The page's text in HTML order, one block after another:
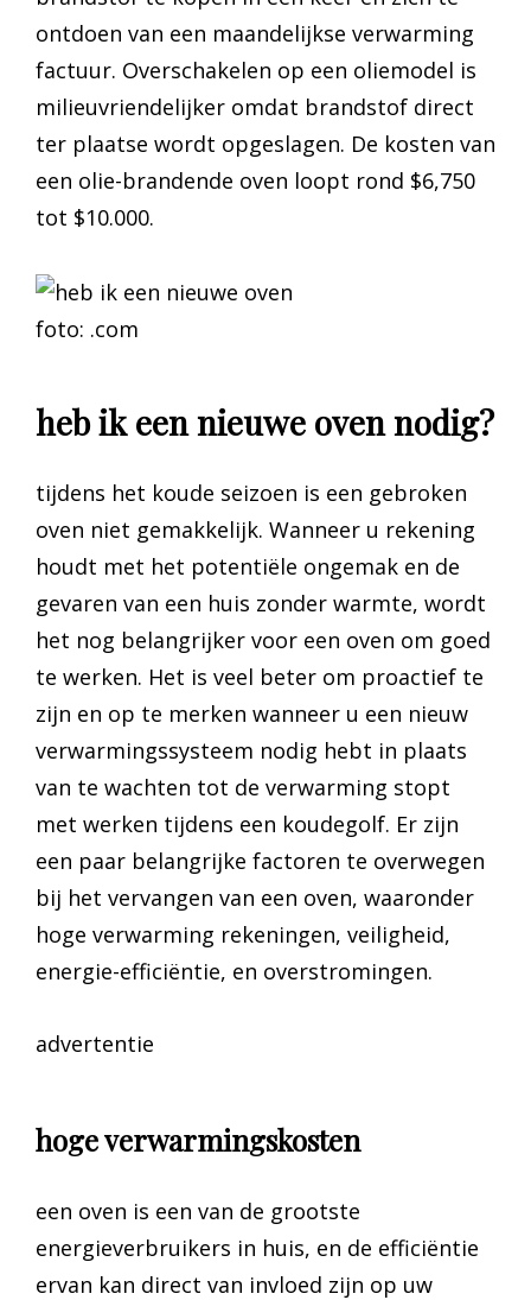
ontdoen van een maandelijkse verwarming
factuur. Overschakelen op een oliemodel is
milieuvriendelijker omdat brandstof direct
ter plaatse wordt opgeslagen. De kosten van
een olie-brandende oven loopt rond $6,750
tot $10.000.
foto: .com
heb ik een nieuwe oven nodig?
tijdens het koude seizoen is een gebroken
oven niet gemakkelijk. Wanneer u rekening
houdt met het potentiële ongemak en de
gevaren van een huis zonder warmte, wordt
het nog belangrijker voor een oven om goed
te werken. Het is veel beter om proactief te
zijn en op te merken wanneer u een nieuw
verwarmingssysteem nodig hebt in plaats
van te wachten tot de verwarming stopt
met werken tijdens een koudegolf. Er zijn
een paar belangrijke factoren te overwegen
bij het vervangen van een oven, waaronder
hoge verwarming rekeningen, veiligheid,
energie-efficiëntie, en overstromingen.
advertentie
hoge verwarmingskosten
een oven is een van de grootste
energieverbruikers in huis, en de efficiëntie
ervan kan direct van invloed zijn op uw